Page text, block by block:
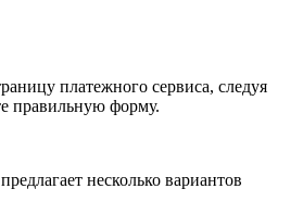
платежного сервиса, следуя
правильную форму.
несколько вариантов